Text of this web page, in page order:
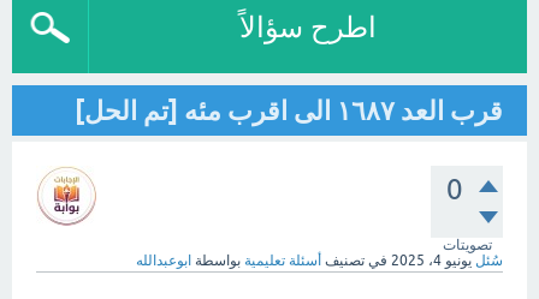
اطرح سؤالاً
قرب العد ١٦٨٧ الى اقرب مئه [تم الحل]
0
تصويتات
سُئل يونيو 4، 2025 في تصنيف أسئلة تعليمية بواسطة ابوعبدالله